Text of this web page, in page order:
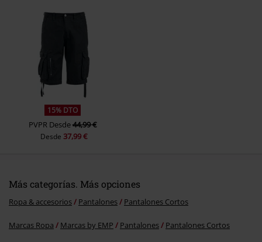
Enviar comentario
15% DTO
PVPR Desde44,99 €
Desde 37,99 €
Más categorías. Más opciones
Ropa & accesorios Pantalones Pantalones Cortos
Marcas Ropa Marcas by EMP Pantalones Pantalones Cortos